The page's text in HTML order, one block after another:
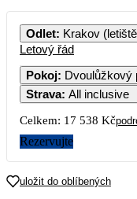
Odlet: Krakov
Letový řád
Pokoj: Dvoulůžkový
Strava: All inclusive
Celkem: 17 538 Kč
Rezervujte
uložit do oblíbených